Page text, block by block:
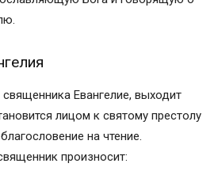
Евангелие, выходит
лицом к святому престолу
на чтение.
произносит: